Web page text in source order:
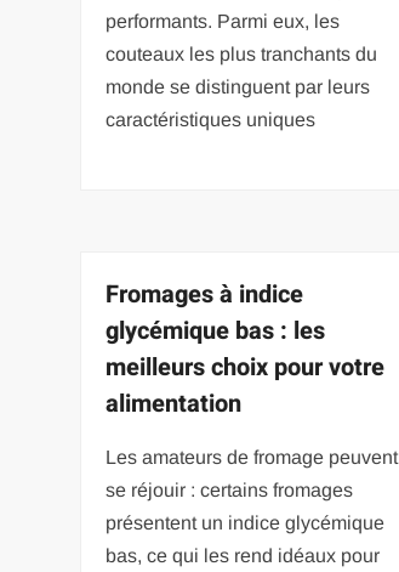
performants. Parmi eux, les
couteaux les plus tranchants du
monde se distinguent par leurs
caractéristiques uniques
Fromages à indice
glycémique bas : les
meilleurs choix pour votre
alimentation
Les amateurs de fromage peuvent
se réjouir : certains fromages
présentent un indice glycémique
bas, ce qui les rend idéaux pour